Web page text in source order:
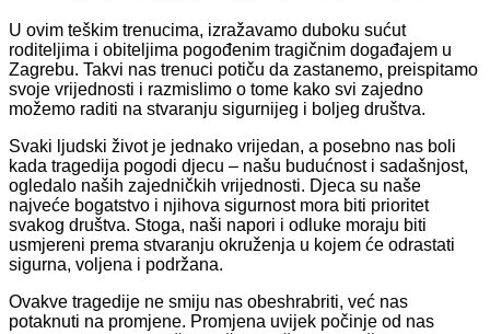
U ovim teškim trenucima, izražavamo duboku sućut
roditeljima i obiteljima pogođenim tragičnim događajem u
Zagrebu. Takvi nas trenuci potiču da zastanemo, preispitamo
svoje vrijednosti i razmislimo o tome kako svi zajedno
možemo raditi na stvaranju sigurnijeg i boljeg društva.
Svaki ljudski život je jednako vrijedan, a posebno nas boli
kada tragedija pogodi djecu – našu budućnost i sadašnjost,
ogledalo naših zajedničkih vrijednosti. Djeca su naše
najveće bogatstvo i njihova sigurnost mora biti prioritet
svakog društva. Stoga, naši napori i odluke moraju biti
usmjereni prema stvaranju okruženja u kojem će odrastati
sigurna, voljena i podržana.
Ovakve tragedije ne smiju nas obeshrabriti, već nas
potaknuti na promjene. Promjena uvijek počinje od nas